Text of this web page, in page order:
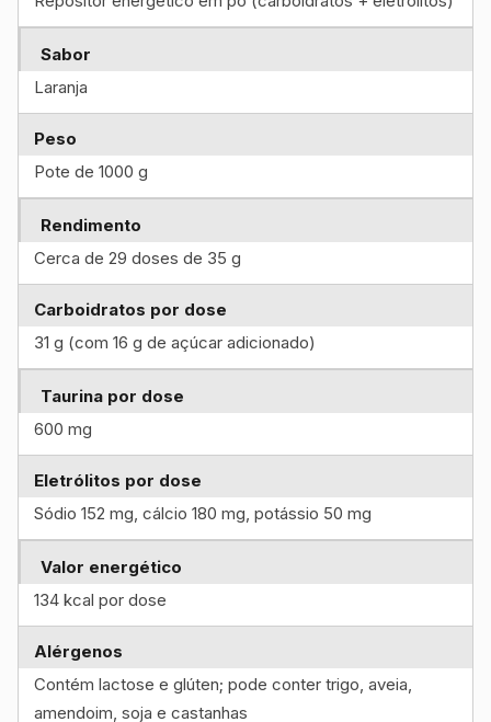
Sabor
Laranja
Peso
Pote de 1000 g
Rendimento
Cerca de 29 doses de 35 g
Carboidratos por dose
31 g (com 16 g de açúcar adicionado)
Taurina por dose
600 mg
Eletrólitos por dose
Sódio 152 mg, cálcio 180 mg, potássio 50 mg
Valor energético
134 kcal por dose
Alérgenos
Contém lactose e glúten; pode conter trigo, aveia,
amendoim, soja e castanhas